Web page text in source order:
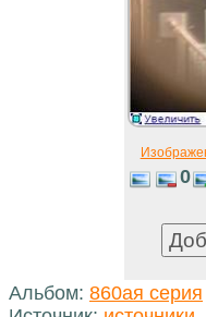
0
Альбом: 860ая серия